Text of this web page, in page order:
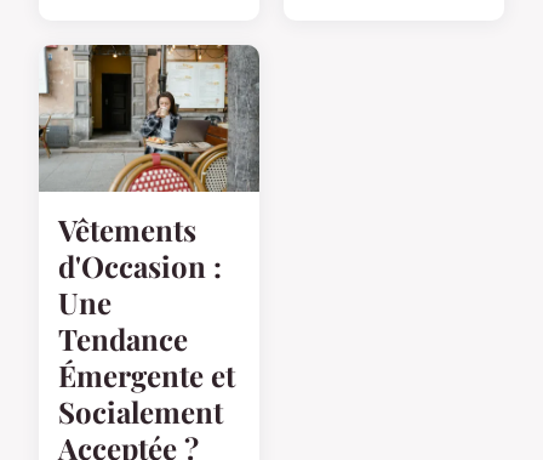
Vêtements
d'Occasion :
Une
Tendance
Émergente et
Socialement
Acceptée ?